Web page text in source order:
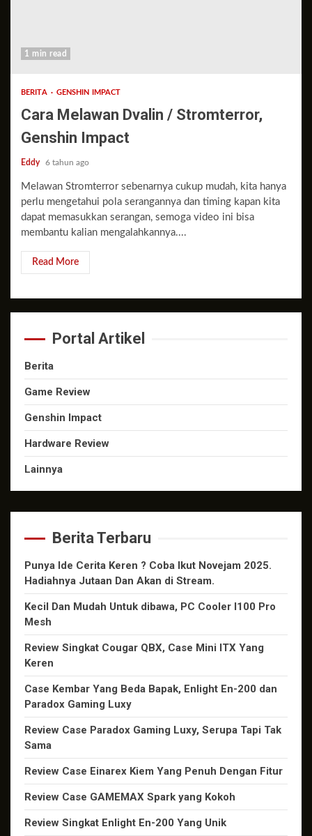
1 min read
BERITA GENSHIN IMPACT
Cara Melawan Dvalin / Stromterror,
Genshin Impact
Eddy 6 tahun ago
Melawan Stromterror sebenarnya cukup mudah, kita hanya
perlu mengetahui pola serangannya dan timing kapan kita
dapat memasukkan serangan, semoga video ini bisa
membantu kalian mengalahkannya....
Read More
Portal Artikel
Berita
Game Review
Genshin Impact
Hardware Review
Lainnya
Berita Terbaru
Punya Ide Cerita Keren ? Coba Ikut Novejam 2025.
Hadiahnya Jutaan Dan Akan di Stream.
Kecil Dan Mudah Untuk dibawa, PC Cooler I100 Pro
Mesh
Review Singkat Cougar QBX, Case Mini ITX Yang
Keren
Case Kembar Yang Beda Bapak, Enlight En-200 dan
Paradox Gaming Luxy
Review Case Paradox Gaming Luxy, Serupa Tapi Tak
Sama
Review Case Einarex Kiem Yang Penuh Dengan Fitur
Review Case GAMEMAX Spark yang Kokoh
Review Singkat Enlight En-200 Yang Unik